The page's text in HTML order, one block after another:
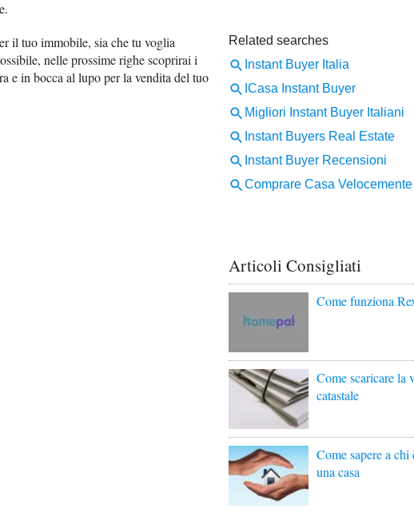
il tuo immobile, sia che tu voglia
nelle prossime righe scoprirai i
e in bocca al lupo per la vendita del tuo
Articoli Consigliati
Come funziona
Come scaricare la
catastale
Come sapere a chi
una casa